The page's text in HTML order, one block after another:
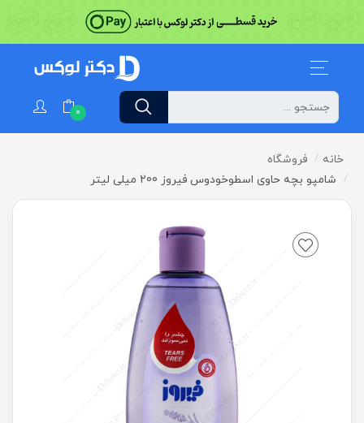
0
خانه
فروشگاه
شامپو بچه حاوی اسطوخودوس فیروز 200 میلی لیتر